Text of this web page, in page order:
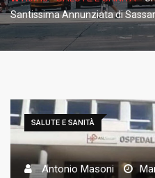
Santissima Annunziata di
SALUTE E SANITÀ
Antonio Masoni